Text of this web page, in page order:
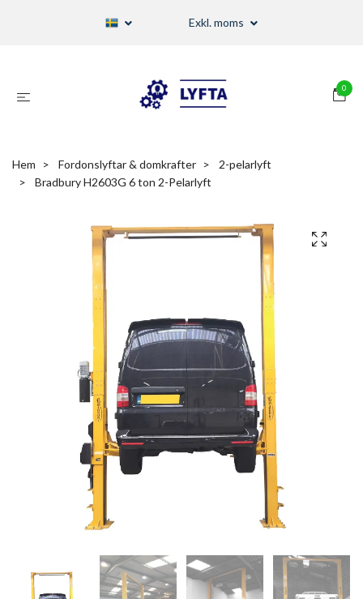
Exkl. moms
0
Hem Fordonslyftar & domkrafter
2-pelarlyft
Bradbury H2603G 6 ton 2-Pelarlyft